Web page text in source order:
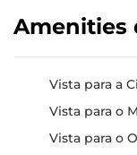
Amenities
Vista para a
Vista para o
Vista para o